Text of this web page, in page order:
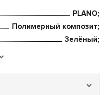
PLANO;
Полимерный композит;
Зелёный;